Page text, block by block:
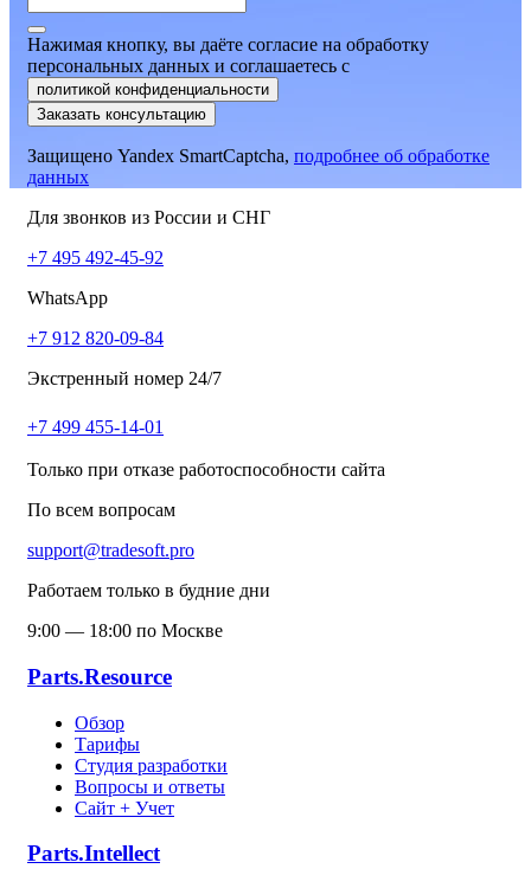
Нажимая кнопку, вы даёте согласие на обработку
персональных данных и соглашаетесь c
политикой конфиденциальности
Заказать консультацию
Защищено Yandex SmartCaptcha, подробнее об обработке
данных
Для звонков из России и СНГ
+7 495 492-45-92
WhatsApp
+7 912 820-09-84
Экстренный номер 24/7
+7 499 455-14-01
Только при отказе работоспособности сайта
По всем вопросам
support@tradesoft.pro
Работаем только в будние дни
9:00 — 18:00 по Москве
Parts.Resource
Обзор
Тарифы
Студия разработки
Вопросы и ответы
Сайт + Учет
Parts.Intellect